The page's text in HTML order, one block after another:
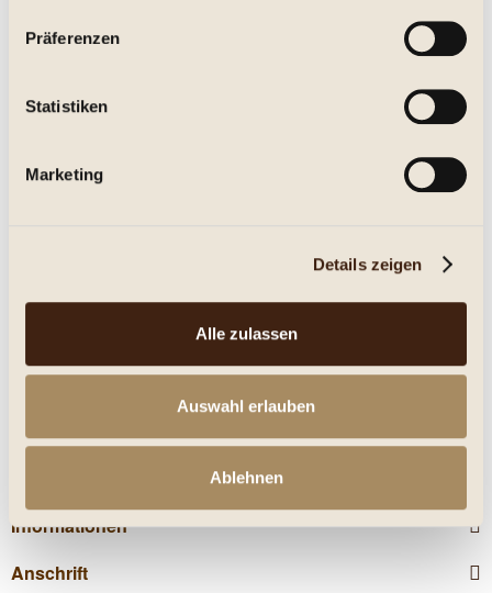
Präferenzen
Statistiken
Marketing
Details zeigen
Alle zulassen
Auswahl erlauben
Ablehnen
Beschreibung
unser Jubiläums-Roggenkorn. In kurz zur...
mehr
Kunden kauften auch
Kunden haben sich ebenfalls angesehen
Service Hotline
Informationen
Anschrift